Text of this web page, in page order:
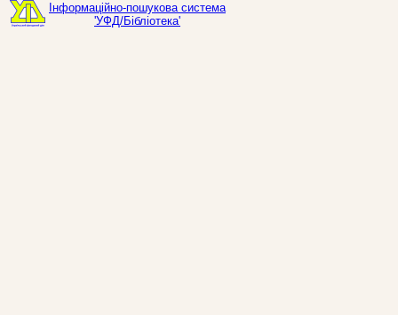
Інформаційно-пошукова система
'УФД/Бібліотека'